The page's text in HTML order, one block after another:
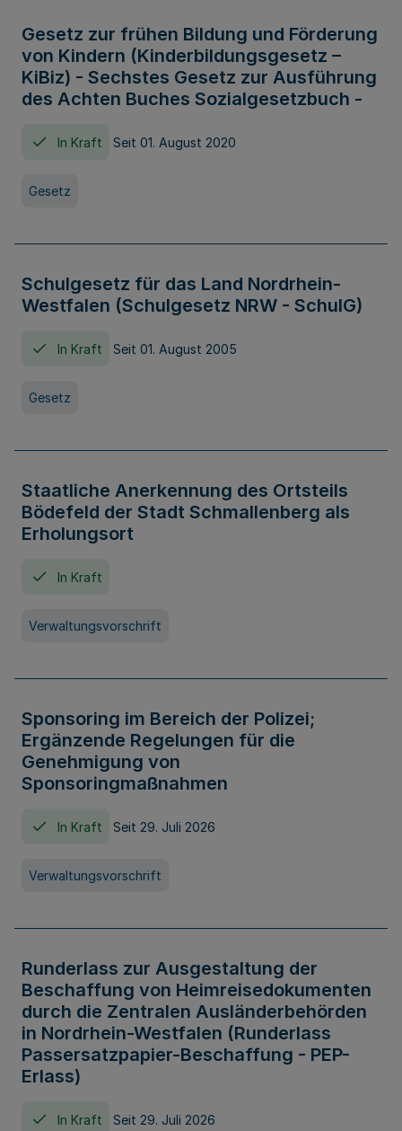
Gesetz zur frühen Bildung und Förderung
von Kindern (Kinderbildungsgesetz –
KiBiz) - Sechstes Gesetz zur Ausführung
des Achten Buches Sozialgesetzbuch -
In Kraft Seit 01. August 2020
Gesetz
Schulgesetz für das Land Nordrhein-
Westfalen (Schulgesetz NRW - SchulG)
In Kraft Seit 01. August 2005
Gesetz
Staatliche Anerkennung des Ortsteils
Bödefeld der Stadt Schmallenberg als
Erholungsort
In Kraft
Verwaltungsvorschrift
Sponsoring im Bereich der Polizei;
Ergänzende Regelungen für die
Genehmigung von
Sponsoringmaßnahmen
In Kraft Seit 29. Juli 2026
Verwaltungsvorschrift
Runderlass zur Ausgestaltung der
Beschaffung von Heimreisedokumenten
durch die Zentralen Ausländerbehörden
in Nordrhein-Westfalen (Runderlass
Passersatzpapier-Beschaffung - PEP-
Erlass)
In Kraft Seit 29. Juli 2026